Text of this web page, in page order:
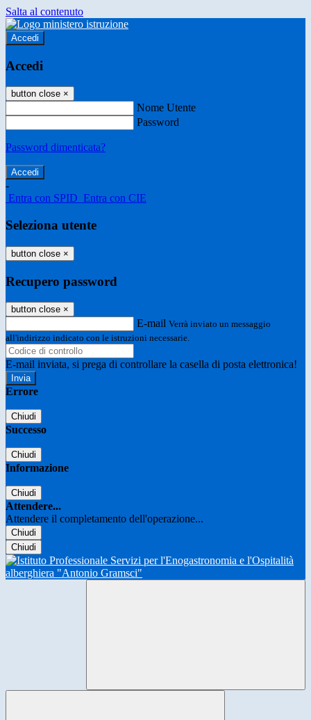
Salta al contenuto
Accedi
Accedi
button close ×
Nome Utente
Password
Password dimenticata?
-
Entra con SPID Entra con CIE
Seleziona utente
button close ×
Recupero password
button close ×
E-mail Verrà inviato un messaggio
all'indirizzo indicato con le istruzioni necessarie.
E-mail inviata, si prega di controllare la casella di posta elettronica!
Errore
Chiudi
Successo
Chiudi
Informazione
Chiudi
Attendere...
Attendere il completamento dell'operazione...
Chiudi
Chiudi